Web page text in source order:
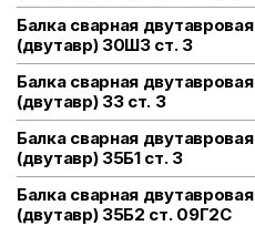
Балка сварная двутавровая
(двутавр) 30Ш3 ст. 3
Балка сварная двутавровая
(двутавр) 33 ст. 3
Балка сварная двутавровая
(двутавр) 35Б1 ст. 3
Балка сварная двутавровая
(двутавр) 35Б2 ст. 09Г2С